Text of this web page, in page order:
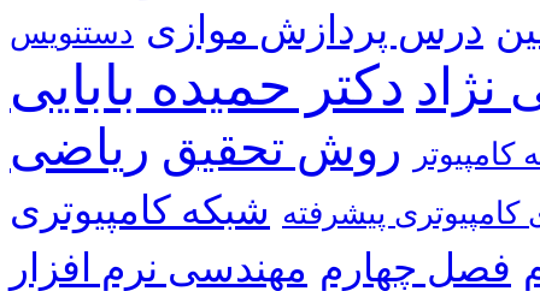
درس پردازش موازی دستنویس
نژاد دکتر حمیده بابایی
کامپیوتر روش تحقیق ریاضی
پیشرفته شبکه کامپیوتری
فصل چهارم مهندسی نرم افزار